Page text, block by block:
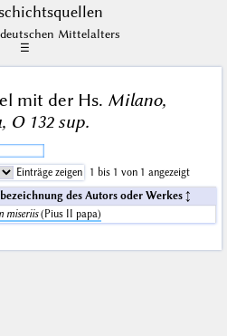
Mittelalters
☰
mit der Hs. Milano,
O 132 sup.
Einträge zeigen
1 bis 1 von 1 angezeigt
des Autors oder Werkes
miseriis(Pius II papa)